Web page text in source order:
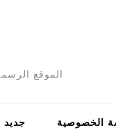
الموقع
الخصوصية جديد